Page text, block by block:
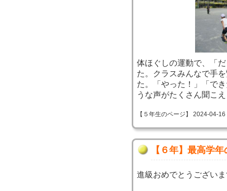
体ほぐしの運動で、「
た。クラスみんなで手
た。「やった！」「で
うな声がたくさん聞こ
【５年生のページ】 2024-04-
【６年】最高学
進級おめでとうござい